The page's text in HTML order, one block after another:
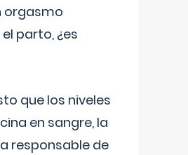
orgasmo
parto, ¿es
que los niveles
en sangre, la
responsable de